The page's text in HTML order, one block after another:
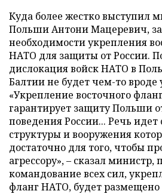
Куда более жестко выступил
Польши Антони Мацеревич,
необходимости укрепления
НАТО для защиты от России.
дислокация войск НАТО в
Балтии не будет чем-то вроде
«Укрепление восточного
гарантирует защиту Польши
поведения России... Речь идет
структуры и вооружения
достаточно для того, чтобы
агрессору», – сказал министр,
командование всех сил,
фланг НАТО, будет